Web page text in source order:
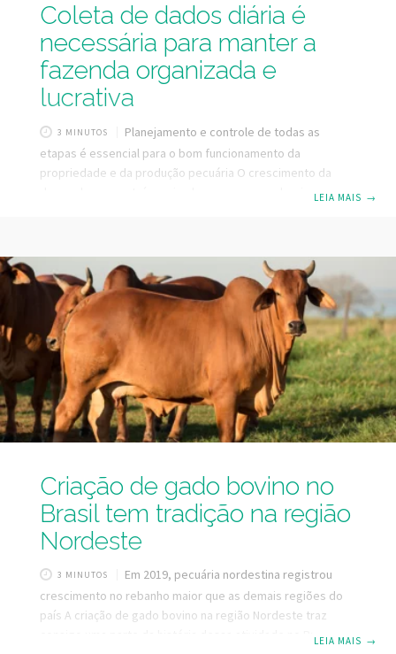
Coleta de dados diária é
necessária para manter a
fazenda organizada e
lucrativa
3 MINUTOS
Planejamento e controle de todas as
etapas é essencial para o bom funcionamento da
propriedade e da produção pecuária O crescimento da
demanda por proteína animal – como a carne bovina – é
diversificação de mercados fazem a diferença no dia a dia
das propriedades de pecuária de gado bovino,
contribuindo para agregar valor ao produto. De
LEIA MAIS →
Criação de gado bovino no
Brasil tem tradição na região
Nordeste
3 MINUTOS
Em 2019, pecuária nordestina registrou
crescimento no rebanho maior que as demais regiões do
país A criação de gado bovino na região Nordeste traz
consigo uma parte da história dessa atividade no Brasil.LEIA MAIS →